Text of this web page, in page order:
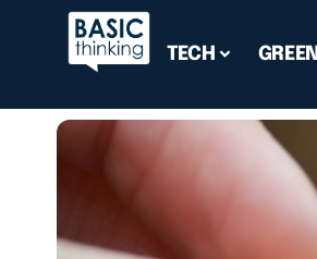
TECH GREEN